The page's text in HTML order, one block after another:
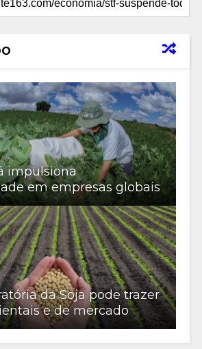
impulsiona
em empresas globais
da Soja pode trazer
e de mercado